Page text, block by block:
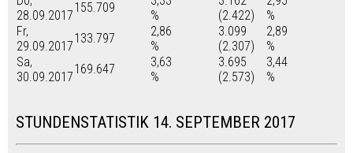
28.09.2017
155.709
%
(2.422)
%
Fr,
29.09.2017
133.797
2,86
%
3.099
(2.307)
2,89
%
Sa,
30.09.2017
169.647
3,63
%
3.695
(2.573)
3,44
%
STUNDENSTATISTIK 14. SEPTEMBER 2017